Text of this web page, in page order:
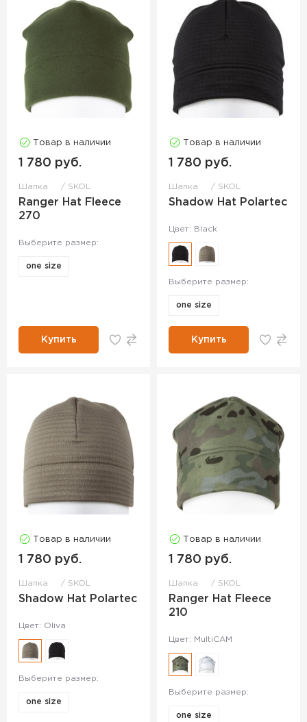
Товар в наличии
1 780 руб.
Шапка SKOL
Ranger Hat Fleece
270
Выберите размер:
one size
Купить
Товар в наличии
1 780 руб.
Шапка SKOL
Shadow Hat Polartec
Цвет: Black
Выберите размер:
one size
Купить
Товар в наличии
1 780 руб.
Шапка SKOL
Shadow Hat Polartec
Цвет: Oliva
Выберите размер:
one size
Товар в наличии
1 780 руб.
Шапка SKOL
Ranger Hat Fleece
210
Цвет: MultiCAM
Выберите размер:
one size